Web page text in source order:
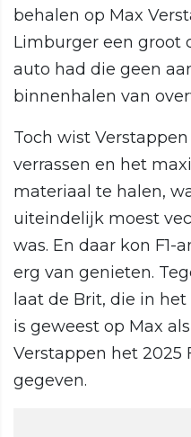
behalen op Max
Limburger een groot
auto had die geen
binnenhalen van
Toch wist
verrassen en het
materiaal te halen,
uiteindelijk moest
was. En daar kon F1-
erg van genieten.
laat de Brit, die in
is geweest op Max
Verstappen het 2025
gegeven.